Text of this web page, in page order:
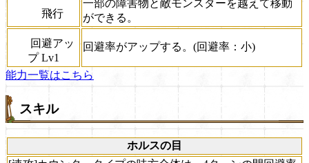
飛行
一部の障害物と敵モンスターを越えて移動
ができる。
回避アッ
プ Lv1
回避率がアップする。(回避率：小)
能力一覧はこちら
スキル
ホルスの目